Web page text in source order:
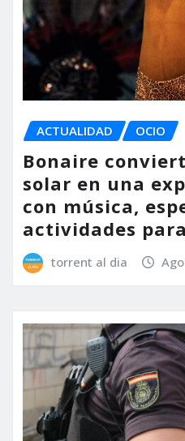
ACTUALIDAD OCIO
Bonaire
solar en una
con música,
actividades
torrent al dia